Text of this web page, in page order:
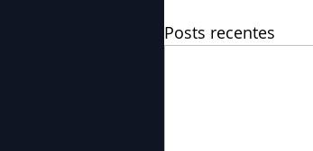
Posts recentes